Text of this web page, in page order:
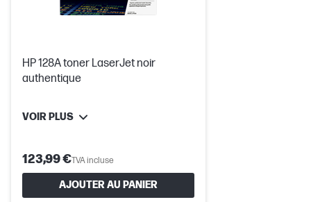
HP 128A toner LaserJet noir
authentique
VOIR PLUS
123,99 €TVA incluse
AJOUTER AU PANIER